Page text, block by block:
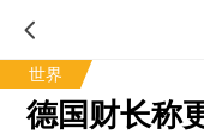
世界
德国财长称